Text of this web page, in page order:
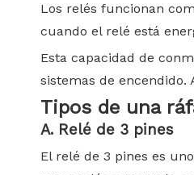
Los relés funcionan
cuando el relé está
Esta capacidad de
sistemas de
Tipos de una
A. Relé de 3 pines
El relé de 3 pines es